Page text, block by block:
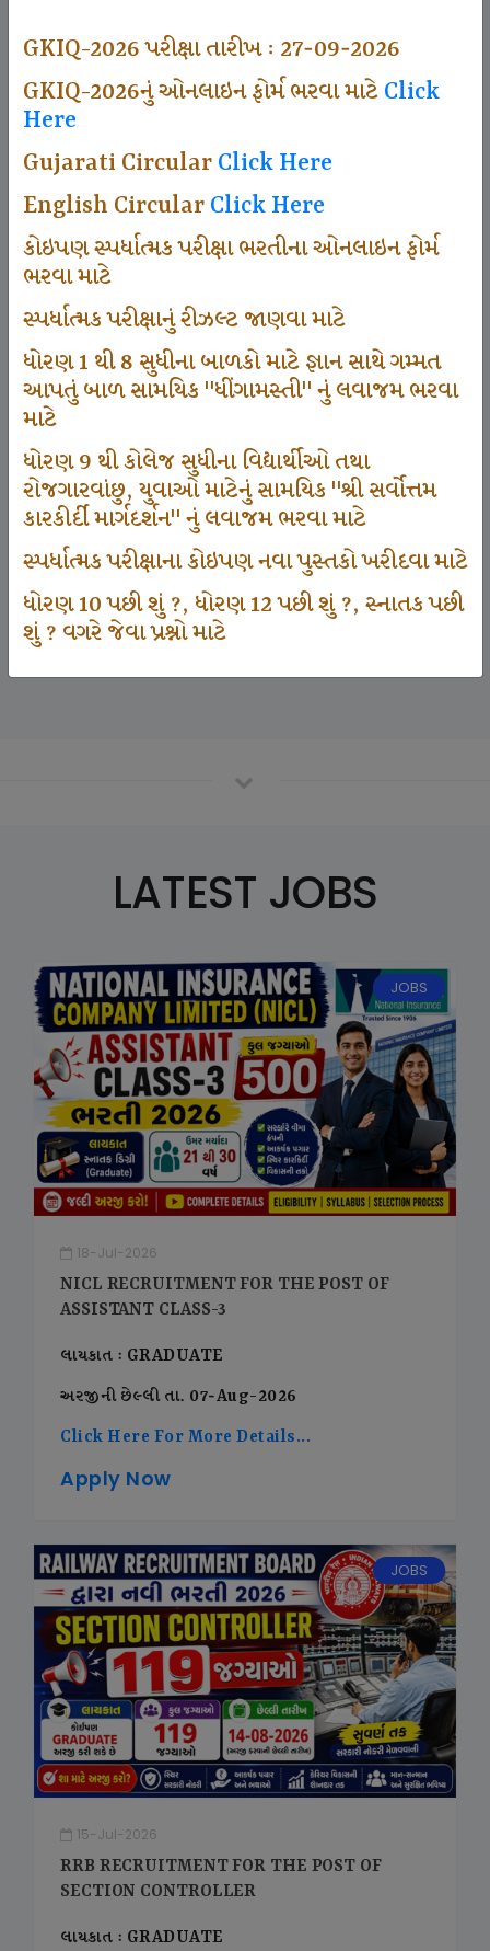
GKIQ-2026 પરીક્ષા તારીખ : 27-09-2026
GKIQ-2026નું ઓનલાઇન ફોર્મ ભરવા માટેClick
Here
Gujarati CircularClick Here
English CircularClick Here
કોઇપણ સ્પર્ધાત્મક પરીક્ષા ભરતીના ઓનલાઇન ફોર્મ
ભરવા માટે
સ્પર્ધાત્મક પરીક્ષાનું રીઝલ્ટ જાણવા માટે
ધોરણ 1 થી 8 સુધીના બાળકો માટે જ્ઞાન સાથે ગમ્મત
આપતું બાળ સામયિક "ધીંગામસ્તી" નું લવાજમ ભરવા
માટે
ધોરણ 9 થી કોલેજ સુધીના વિદ્યાર્થીઓ તથા
રોજગારવાંછુ, યુવાઓ માટેનું સામયિક "શ્રી સર્વોત્તમ
કારકીર્દી માર્ગદર્શન" નું લવાજમ ભરવા માટે
સ્પર્ધાત્મક પરીક્ષાના કોઇપણ નવા પુસ્તકો ખરીદવા માટે
ધોરણ 10 પછી શું ?, ધોરણ 12 પછી શું ?, સ્નાતક પછી
શું ? વગરે જેવા પ્રશ્નો માટે
494
665
Sarvottam Karkirdi Subscripton
1000
Participate School In GKIQ
125000
LATEST JOBS
JOBS
18-Jul-2026
NICL RECRUITMENT FOR THE POST OF
ASSISTANT CLASS-3
લાયકાત : GRADUATE
અરજીની છેલ્લી તા. 07-Aug-2026
Click Here For More Details...
Apply Now
JOBS
15-Jul-2026
RRB RECRUITMENT FOR THE POST OF
SECTION CONTROLLER
લાયકાત : GRADUATE